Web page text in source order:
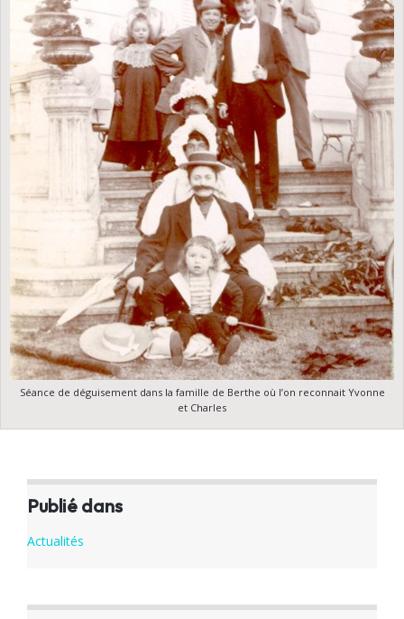
Séance de déguisement dans la famille de Berthe où l’on reconnait Yvonne
et Charles
Publié dans
Actualités